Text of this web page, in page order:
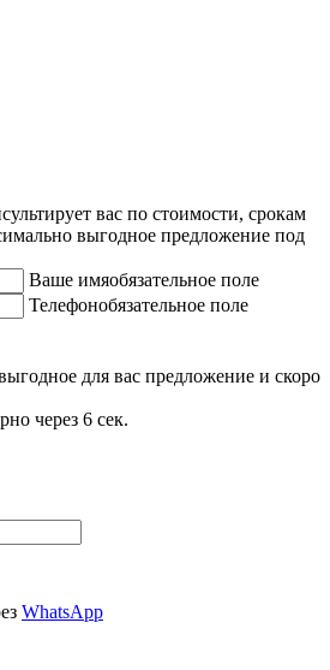
вас по стоимости, срокам
выгодное предложение под
Ваше имяобязательное поле
Телефонобязательное поле
для вас предложение и скоро
через 6 сек.
WhatsApp